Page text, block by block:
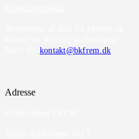
kontakt@bkfrem.dk
Adresse